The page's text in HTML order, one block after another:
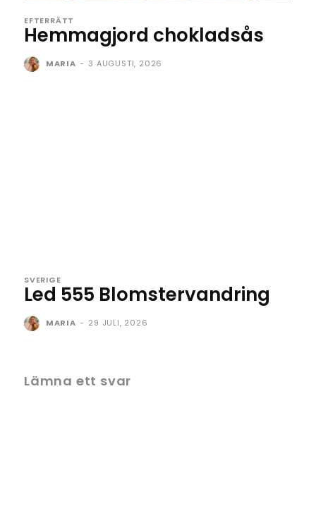
EFTERRÄTT
Hemmagjord chokladsås
MARIA - 3 AUGUSTI, 2026
SVERIGE
Led 555 Blomstervandring
MARIA - 29 JULI, 2026
Lämna ett svar